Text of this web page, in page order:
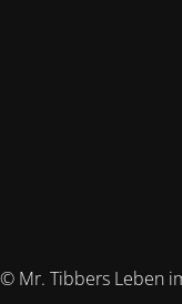
© Mr. Tibbers Leben